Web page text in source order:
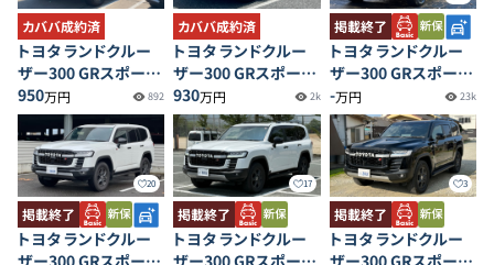
カババ成約済
トヨタ ランドクルー
ザー300 GRスポーツ
ディーゼルターボ
950万円 892
カババ成約済
トヨタ ランドクルー
ザー300 GRスポーツ
ディーゼルターボ
930万円 2k
掲載終了
トヨタ ランドクルー
ザー300 GRスポーツ
ディーゼルターボ
-万円 23k
20
掲載終了
トヨタ ランドクルー
17
掲載終了
トヨタ ランドクルー
3
掲載終了
トヨタ ランドクルー